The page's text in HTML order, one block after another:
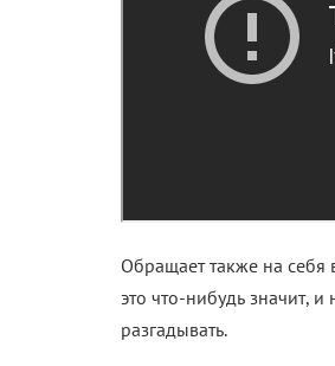
Обращает также на
это что-нибудь значит,
разгадывать.